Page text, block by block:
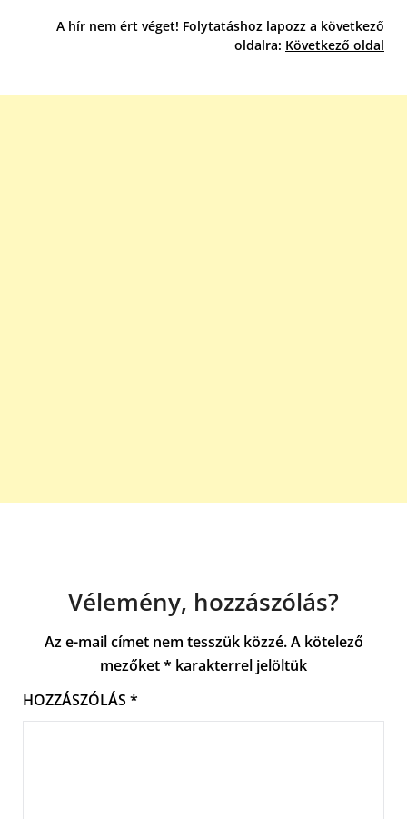
A hír nem ért véget! Folytatáshoz lapozz a következő
oldalra: Következő oldal
Vélemény, hozzászólás?
Az e-mail címet nem tesszük közzé. A kötelező
mezőket* karakterrel jelöltük
HOZZÁSZÓLÁS *